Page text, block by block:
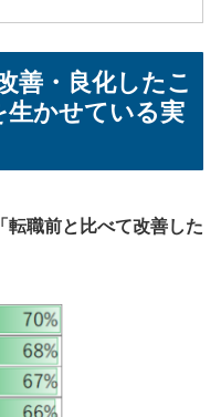
善・良化したこ
生かせている実
転職前と比べて改善した